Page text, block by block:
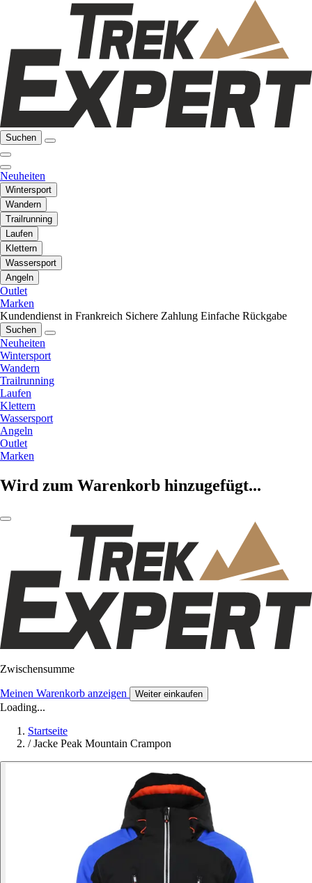
Suchen
Neuheiten
Wintersport
Wandern
Trailrunning
Laufen
Klettern
Wassersport
Angeln
Outlet
Marken
Kundendienst in Frankreich Sichere Zahlung Einfache Rückgabe
Suchen
Neuheiten
Wintersport
Wandern
Trailrunning
Laufen
Klettern
Wassersport
Angeln
Outlet
Marken
Wird zum Warenkorb hinzugefügt...
Zwischensumme
Meinen Warenkorb anzeigen Weiter einkaufen
Loading...
Startseite
/ Jacke Peak Mountain Crampon